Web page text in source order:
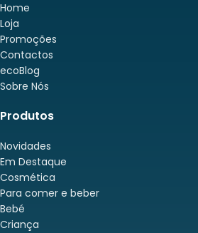
Home
Loja
Promoções
Contactos
ecoBlog
Sobre Nós
Produtos
Novidades
Em Destaque
Cosmética
Para comer e beber
Bebé
Criança